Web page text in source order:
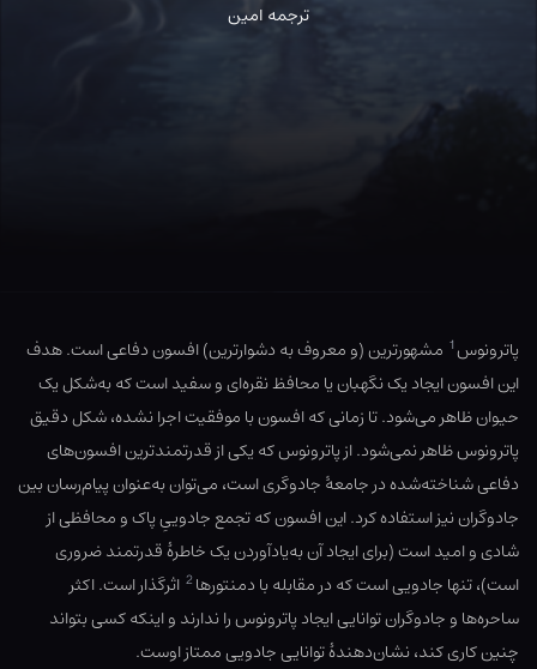
ترجمه امین
پاترونوس 1 مشهورترین (و معروف به دشوارترین) افسون دفاعی است. هدف
این افسون ایجاد یک نگهبان یا محافظ نقره‌ای و سفید است که به‌شکل یک
حیوان ظاهر می‌شود. تا زمانی که افسون با موفقیت اجرا نشده، شکل دقیق
پاترونوس ظاهر نمی‌شود. از پاترونوس که یکی از قدرتمندترین افسون‌های
دفاعی شناخته‌شده در جامعهٔ جادوگری است، می‌توان به‌عنوان پیام‌رسان بین
جادوگران نیز استفاده کرد. این افسون که تجمع جادوییِ پاک و محافظی از
شادی و امید است (برای ایجاد آن به‌یادآوردن یک خاطرهٔ قدرتمند ضروری
است)، تنها جادویی است که در مقابله با دمنتورها2 اثرگذار است. اکثر
ساحره‌ها و جادوگران توانایی ایجاد پاترونوس را ندارند و اینکه کسی بتواند
چنین کاری کند، نشان‌دهندهٔ توانایی جادویی ممتاز اوست.